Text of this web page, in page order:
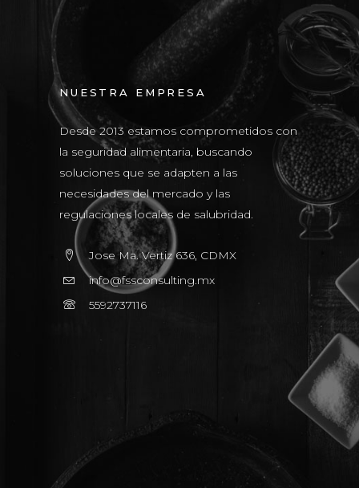
NUESTRA EMPRESA
Desde 2013 estamos comprometidos con
la seguridad alimentaria, buscando
soluciones que se adapten a las
necesidades del mercado y las
regulaciones locales de salubridad.
Jose Ma. Vertiz 636, CDMX
info@fssconsulting.mx
5592737116